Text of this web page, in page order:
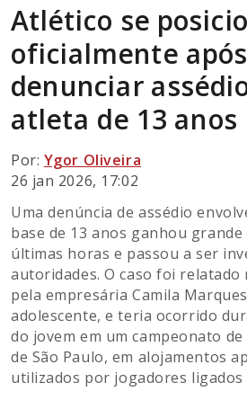
Atlético se
oficialmente
denunciar
atleta de 13 anos
Por: Ygor Oliveira
26 jan 2026, 17:02
Uma denúncia de assédio
base de 13 anos ganhou
últimas horas e passou a ser
autoridades. O caso foi relatado
pela empresária Camila
adolescente, e teria ocorrido
do jovem em um campeonato
de São Paulo, em alojamentos
utilizados por jogadores